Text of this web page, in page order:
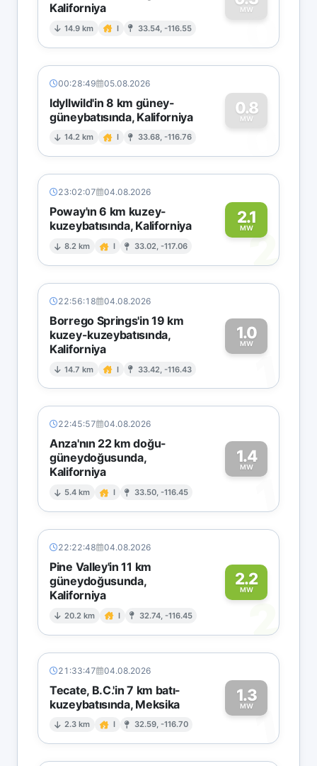
Kaliforniya
14.9 km I 33.54, -116.55
MW
0
00:28:49 05.08.2026
Idyllwild'in 8 km güney-
güneybatısında, Kaliforniya
14.2 km I 33.68, -116.76
0.8
MW
0
23:02:07 04.08.2026
Poway'ın 6 km kuzey-
kuzeybatısında, Kaliforniya
8.2 km I 33.02, -117.06
2.1
MW2
22:56:18 04.08.2026
Borrego Springs'in 19 km
kuzey-kuzeybatısında,
Kaliforniya
14.7 km I 33.42, -116.43
1.0
MW
1
22:45:57 04.08.2026
Anza'nın 22 km doğu-
güneydoğusunda,
Kaliforniya
5.4 km I 33.50, -116.45
1.4
MW
1
22:22:48 04.08.2026
Pine Valley'in 11 km
güneydoğusunda,
Kaliforniya
20.2 km I 32.74, -116.45
2.2
MW
2
21:33:47 04.08.2026
Tecate, B.C.'in 7 km batı-
kuzeybatısında, Meksika
2.3 km I 32.59, -116.70
1.3
MW1